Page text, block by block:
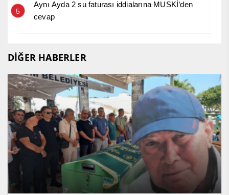
5
Aynı Ayda 2 su faturası iddialarına MUSKİ’den
cevap
DİĞER HABERLER